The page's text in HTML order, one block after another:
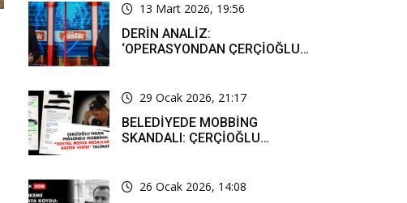
13 Mart 2026, 19:56
DERİN ANALİZ:
‘OPERASYONDAN ÇERÇİOĞLU
MUCİZE’
29 Ocak 2026, 21:17
BELEDİYEDE MOBBİNG
SKANDALI: ÇERÇİOĞLU
26 Ocak 2026, 14:08